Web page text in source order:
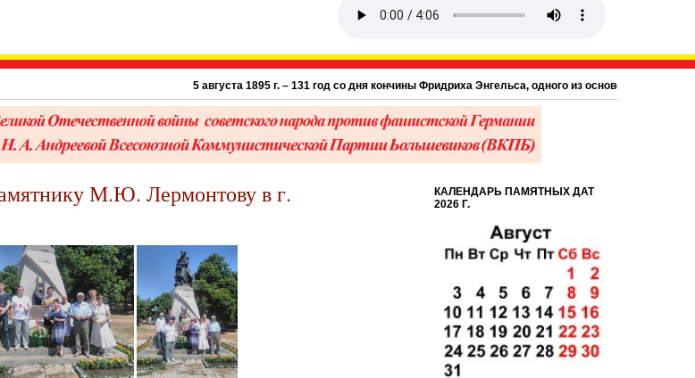
5 августа 1895 г. – 131 год со дня кончины Фридриха Энгельса, одного из основоположников
М.Ю. Лермонтову в г.
КАЛЕНДАРЬ ПАМЯТНЫХ ДАТ
2026 Г.